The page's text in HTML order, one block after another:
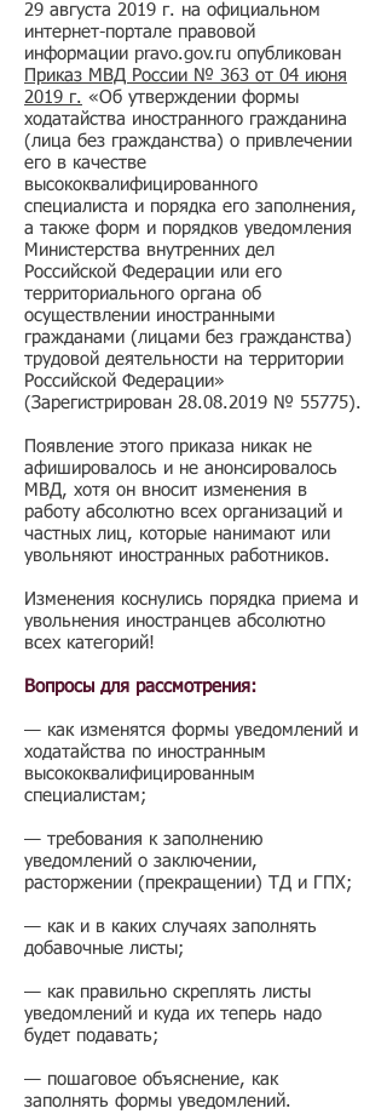
29 августа 2019 г. на официальном
интернет-портале правовой
информации pravo.gov.ru опубликован
Приказ МВД России № 363 от 04 июня
2019 г. «Об утверждении формы
ходатайства иностранного гражданина
(лица без гражданства) о привлечении
его в качестве
высококвалифицированного
специалиста и порядка его заполнения,
а также форм и порядков уведомления
Министерства внутренних дел
Российской Федерации или его
территориального органа об
осуществлении иностранными
гражданами (лицами без гражданства)
трудовой деятельности на территории
Российской Федерации»
(Зарегистрирован 28.08.2019 № 55775).
Появление этого приказа никак не
афишировалось и не анонсировалось
МВД, хотя он вносит изменения в
работу абсолютно всех организаций и
частных лиц, которые нанимают или
увольняют иностранных работников.
Изменения коснулись порядка приема и
увольнения иностранцев абсолютно
всех категорий!
Вопросы для рассмотрения:
— как изменятся формы уведомлений и
ходатайства по иностранным
высококвалифицированным
специалистам;
— требования к заполнению
уведомлений о заключении,
расторжении (прекращении) ТД и ГПХ;
— как и в каких случаях заполнять
добавочные листы;
— как правильно скреплять листы
уведомлений и куда их теперь надо
будет подавать;
— пошаговое объяснение, как
заполнять формы уведомлений.